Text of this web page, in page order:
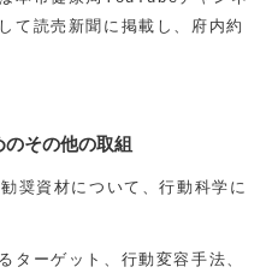
て読売新聞に掲載し、府内約
その他の取組
奨資材について、行動科学に
ゲット、行動変容手法、